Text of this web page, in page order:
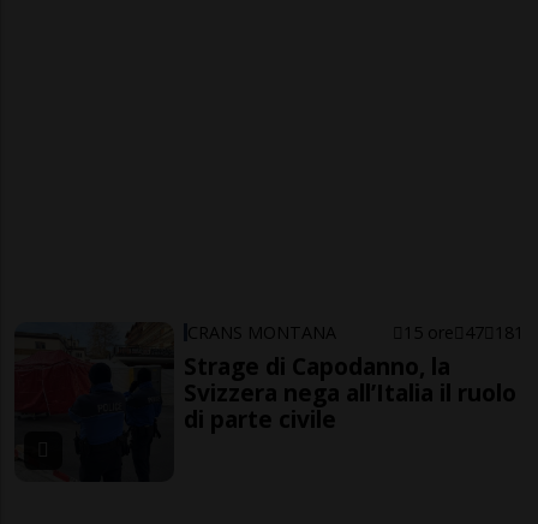
CRANS MONTANA 15 ore 47 181
Strage di Capodanno, la
Svizzera nega all’Italia il ruolo
di parte civile